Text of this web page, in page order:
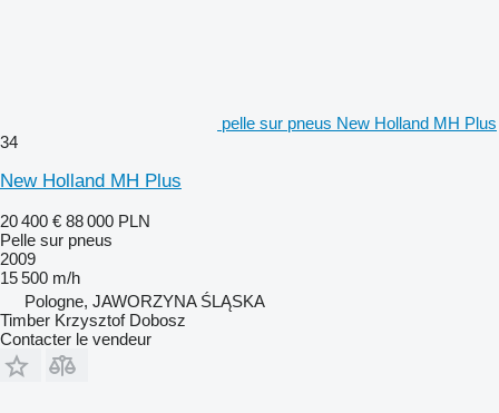
pelle sur pneus New Holland MH Plus
34
New Holland MH Plus
20 400 € 88 000 PLN
Pelle sur pneus
2009
15 500 m/h
Pologne, JAWORZYNA ŚLĄSKA
Timber Krzysztof Dobosz
Contacter le vendeur